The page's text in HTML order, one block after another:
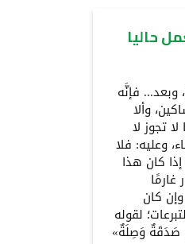
حاليا
وبعد... فإنَّه
وألا
تجوز لا
وعليه: فلا
كان هذا
كان
لقوله
صَدَقَةٌ وَصِلَةٌ»